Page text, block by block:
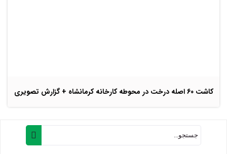
کاشت 60 اصله درخت در محوطه کارخانه کرمانشاه + گزارش تصویری